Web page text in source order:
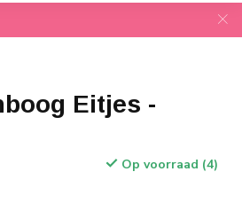
Eitjes -
Op voorraad (4)